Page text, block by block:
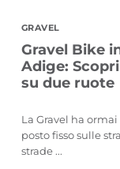
GRAVEL
Gravel Bike
Adige:
su due ruote
La Gravel ha
posto fisso sulle
strade ...